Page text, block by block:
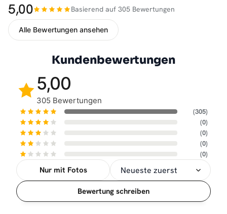
5,00 Basierend auf 305 Bewertungen
Alle Bewertungen ansehen
Kundenbewertungen
5,00
305 Bewertungen
(305)
(0)
(0)
(0)
(0)
Nur mit Fotos
Sortierung
Bewertung schreiben